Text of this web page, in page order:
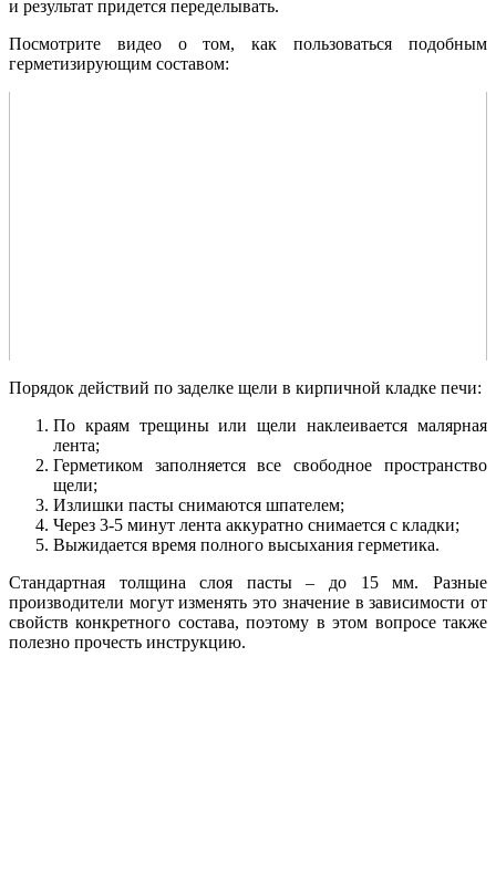
и результат придется переделывать.
Посмотрите видео о том, как пользоваться подобным
герметизирующим составом:
Порядок действий по заделке щели в кирпичной кладке печи:
По краям трещины или щели наклеивается малярная
лента;
Герметиком заполняется все свободное пространство
щели;
Излишки пасты снимаются шпателем;
Через 3-5 минут лента аккуратно снимается с кладки;
Выжидается время полного высыхания герметика.
Стандартная толщина слоя пасты – до 15 мм. Разные
производители могут изменять это значение в зависимости от
свойств конкретного состава, поэтому в этом вопросе также
полезно прочесть инструкцию.